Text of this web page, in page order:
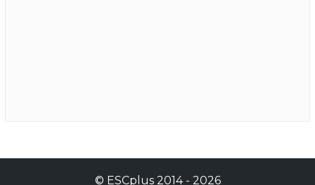
© ESCplus2014 - 2026